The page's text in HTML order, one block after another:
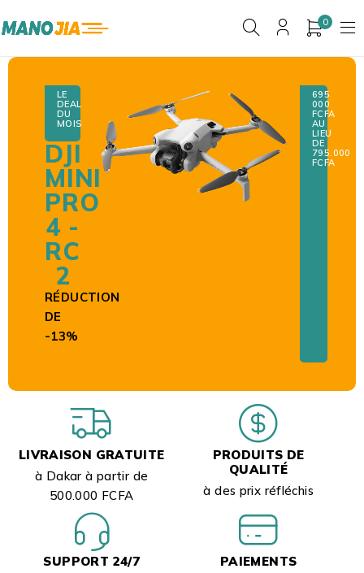
0
LE
DEAL
DU
MOIS
DJI
MINI
PRO
4 -
RC
2
RÉDUCTION
DE
-13%
695
000
FCFA
AU
LIEU
DE
795.000
FCFA
LIVRAISON GRATUITE
à Dakar à partir de
500.000 FCFA
PRODUITS DE
QUALITÉ
à des prix réfléchis
SUPPORT 24/7
PAIEMENTS